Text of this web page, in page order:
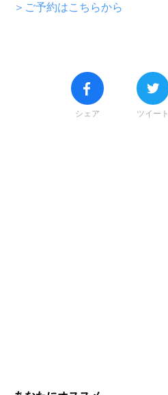
＞ご予約はこちらから
シェア ツイート